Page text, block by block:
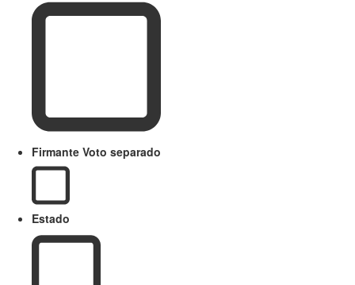
Firmante Voto separado
Estado